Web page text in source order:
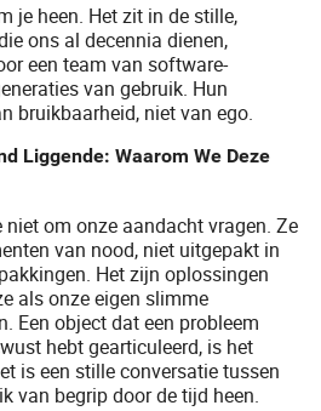
je heen. Het zit in de stille,
ons al decennia dienen,
een team van software-
van gebruik. Hun
bruikbaarheid, niet van ego.
Liggende: Waarom We Deze
om onze aandacht vragen. Ze
van nood, niet uitgepakt in
Het zijn oplossingen
als onze eigen slimme
Een object dat een probleem
hebt gearticuleerd, is het
is een stille conversatie tussen
van begrip door de tijd heen.